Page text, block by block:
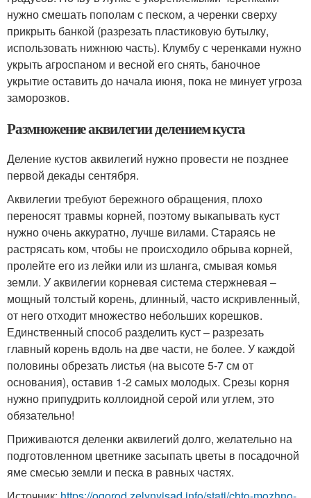
нужно смешать пополам с песком, а черенки сверху
прикрыть банкой (разрезать пластиковую бутылку,
использовать нижнюю часть). Клумбу с черенками нужно
укрыть агроспаном и весной его снять, баночное
укрытие оставить до начала июня, пока не минует угроза
заморозков.
Размножение аквилегии делением куста
Деление кустов аквилегий нужно провести не позднее
первой декады сентября.
Аквилегии требуют бережного обращения, плохо
переносят травмы корней, поэтому выкапывать куст
нужно очень аккуратно, лучше вилами. Стараясь не
растрясать ком, чтобы не происходило обрыва корней,
пролейте его из лейки или из шланга, смывая комья
земли. У аквилегии корневая система стержневая –
мощный толстый корень, длинный, часто искривленный,
от него отходит множество небольших корешков.
Единственный способ разделить куст – разрезать
главный корень вдоль на две части, не более. У каждой
половины обрезать листья (на высоте 5-7 см от
основания), оставив 1-2 самых молодых. Срезы корня
нужно припудрить коллоидной серой или углем, это
обязательно!
Приживаются деленки аквилегий долго, желательно на
подготовленном цветнике засыпать цветы в посадочной
яме смесью земли и песка в равных частях.